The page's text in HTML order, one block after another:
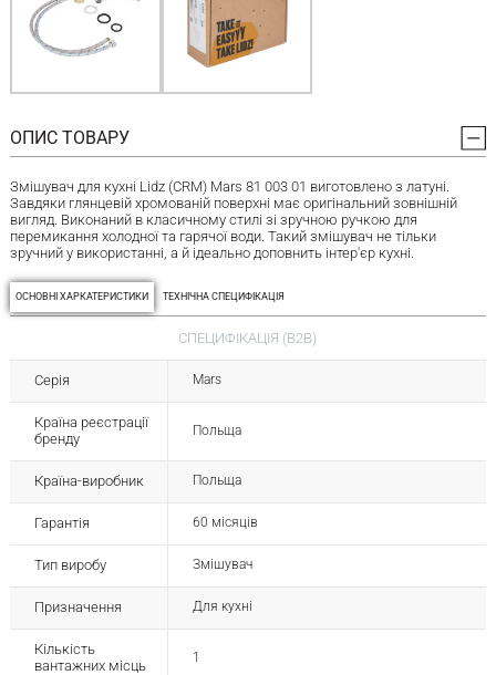
ОПИС ТОВАРУ
Змішувач для кухні Lidz (CRM) Mars 81 003 01 виготовлено з латуні.
Завдяки глянцевій хромованій поверхні має оригінальний зовнішній
вигляд. Виконаний в класичному стилі зі зручною ручкою для
перемикання холодної та гарячої води. Такий змішувач не тільки
зручний у використанні, а й ідеально доповнить інтер'єр кухні.
ОСНОВНІ ХАРКАТЕРИСТИКИ ТЕХНІЧНА СПЕЦИФІКАЦІЯ
СПЕЦИФІКАЦІЯ (B2B)
Серія Mars
Країна реєстрації
бренду
Польща
Країна-виробник Польща
Гарантія 60 місяців
Тип виробу Змішувач
Призначення Для кухні
Кількість
вантажних місць
1